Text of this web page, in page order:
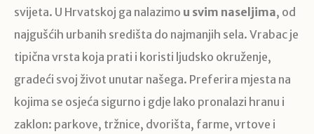
svijeta. U Hrvatskoj ga nalazimo u svim naseljima, od
najgušćih urbanih središta do najmanjih sela. Vrabac je
tipična vrsta koja prati i koristi ljudsko okruženje,
gradeći svoj život unutar našega. Preferira mjesta na
kojima se osjeća sigurno i gdje lako pronalazi hranu i
zaklon: parkove, tržnice, dvorišta, farme, vrtove i